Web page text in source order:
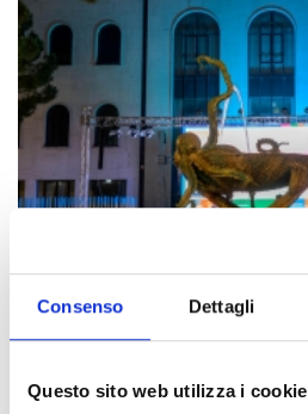
Consenso Dettagli
Questo sito web utilizza i cookie